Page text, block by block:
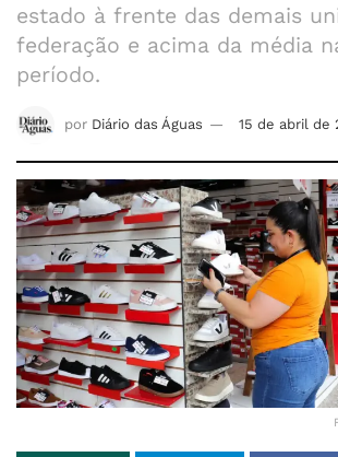
estado à frente das demais
federação e acima da média
período.
por Diário das Águas 15 de abril de